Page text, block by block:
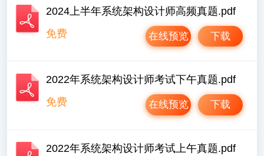
2024上半年系统架构设计师高频真题.pdf
免费
下载
在线预览
2022年系统架构设计师考试下午真题.pdf
免费
下载
在线预览
2022年系统架构设计师考试上午真题.pdf